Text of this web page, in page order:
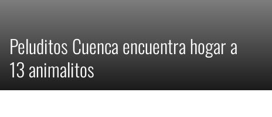
Peluditos Cuenca encuentra hogar a
13 animalitos